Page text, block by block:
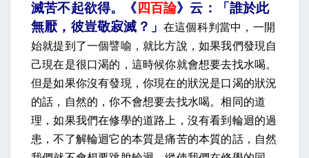
滅苦不起欲得。《 四百論》云：「誰於此
無厭，彼豈敬寂滅 ？」在這個科判當中，一開
始就提到了一個譬喻，就比方說，如果我們發現自
己現在是很口渴的，這時候你就會想要去找水喝。
但是如果你沒有發現，你現在的狀況是口渴的狀況
的話，自然的，你不會想要去找水喝。相同的道
理，如果我們在修學的道路上，沒有看到輪迴的過
患，不了解輪迴它的本質是痛苦的本質的話，自然